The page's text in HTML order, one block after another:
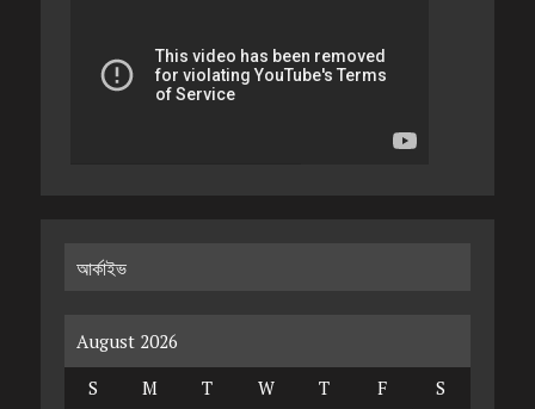
আর্কাইভ
August 2026
S
M T W T F S